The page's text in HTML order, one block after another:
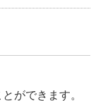
ができます。